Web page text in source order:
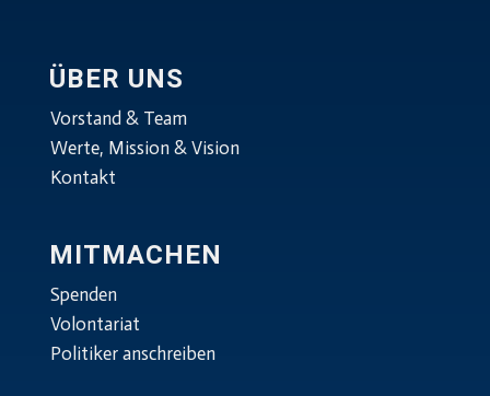
ÜBER UNS
Vorstand & Team
Werte, Mission & Vision
Kontakt
MITMACHEN
Spenden
Volontariat
Politiker anschreiben